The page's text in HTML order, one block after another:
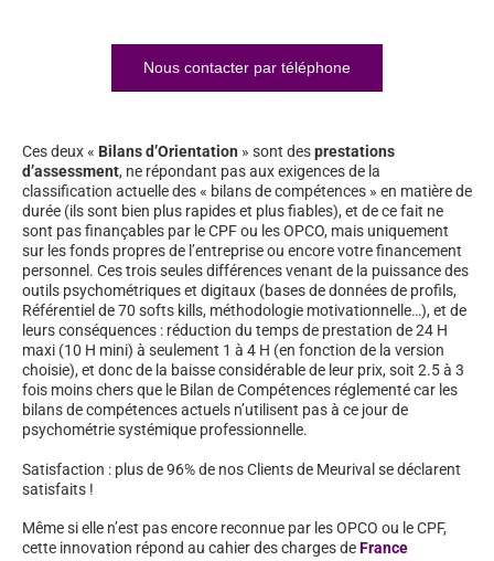
Nous contacter par téléphone
Ces deux « Bilans d’Orientation » sont desprestations
d’assessment, ne répondant pas aux exigences de la
classification actuelle des « bilans de compétences » en matière de
durée (ils sont bien plus rapides et plus fiables), et de ce fait ne
sont pas finançables par le CPF ou les OPCO, mais uniquement
sur les fonds propres de l’entreprise ou encore votre financement
personnel. Ces trois seules différences venant de la puissance des
outils psychométriques et digitaux (bases de données de profils,
Référentiel de 70 softs kills, méthodologie motivationnelle…), et de
leurs conséquences : réduction du temps de prestation de 24 H
maxi (10 H mini) à seulement 1 à 4 H (en fonction de la version
choisie), et donc de la baisse considérable de leur prix, soit 2.5 à 3
fois moins chers que le Bilan de Compétences réglementé car les
bilans de compétences actuels n’utilisent pas à ce jour de
psychométrie systémique professionnelle.
Satisfaction : plus de 96% de nos Clients de Meurival se déclarent
satisfaits !
Même si elle n’est pas encore reconnue par les OPCO ou le CPF,
cette innovation répond au cahier des charges deFrance